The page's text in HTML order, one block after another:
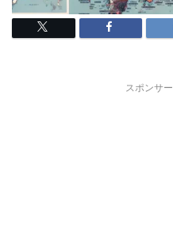
スポンサ